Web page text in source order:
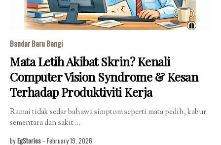
Bandar Baru Bangi
Mata Letih Akibat Skrin? Kenali
Computer Vision Syndrome & Kesan
Terhadap Produktiviti Kerja
Ramai tidak sedar bahawa simptom seperti mata pedih, kabur
sementara dan sakit …
by EgStories - February 19, 2026